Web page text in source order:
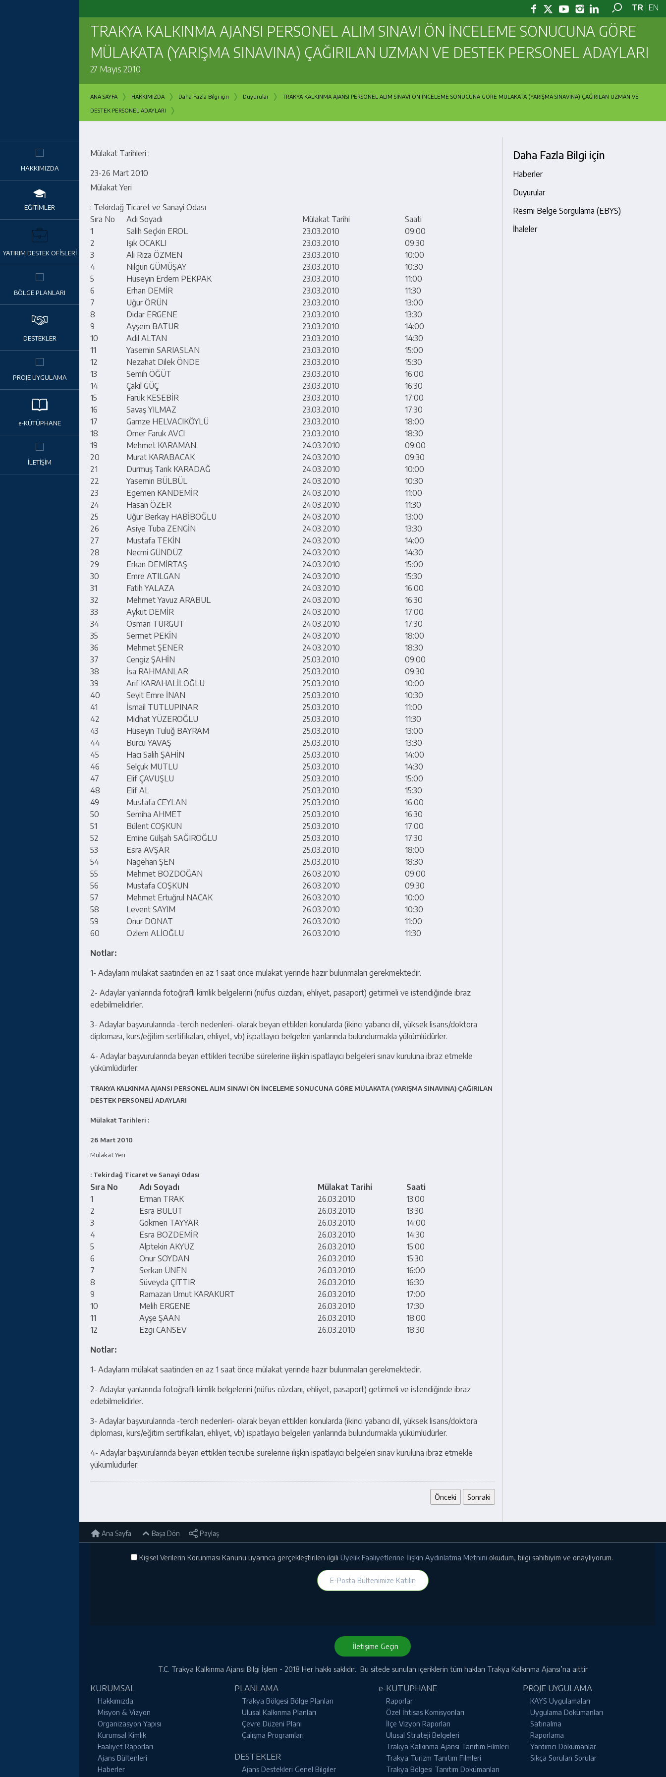
TR EN
HAKKIMIZDA
EĞİTİMLER
YATIRIM DESTEK OFİSLERİ
BÖLGE PLANLARI
DESTEKLER
PROJE UYGULAMA
e-KÜTÜPHANE
İLETİŞİM
TRAKYA KALKINMA AJANSI PERSONEL ALIM SINAVI ÖN İNCELEME SONUCUNA GÖRE
MÜLAKATA (YARIŞMA SINAVINA) ÇAĞIRILAN UZMAN VE DESTEK PERSONEL ADAYLARI
27 Mayıs 2010
ANA SAYFA › HAKKIMIZDA › Daha Fazla Bilgi için › Duyurular › TRAKYA KALKINMA AJANSI PERSONEL ALIM SINAVI ÖN İNCELEME SONUCUNA GÖRE MÜLAKATA (YARIŞMA SINAVINA) ÇAĞIRILAN UZMAN VE
DESTEK PERSONEL ADAYLARI ›
Mülakat Tarihleri :
23-26 Mart 2010
Mülakat Yeri
: Tekirdağ Ticaret ve Sanayi Odası
Sıra No
Adı Soyadı Mülakat Tarihi
Saati
1
Salih Seçkin EROL 23.03.2010
09:00
2
Işık OCAKLI 23.03.2010
09:30
3
Ali Rıza ÖZMEN 23.03.2010
10:00
4
Nilgün GÜMÜŞAY 23.03.2010
10:30
5
Hüseyin Erdem PEKPAK 23.03.2010
11:00
6
Erhan DEMİR 23.03.2010
11:30
7
Uğur ÖRÜN 23.03.2010
13:00
8
Didar ERGENE 23.03.2010
13:30
9
Ayşem BATUR 23.03.2010
14:00
10
Adil ALTAN 23.03.2010
14:30
11
Yasemin SARIASLAN 23.03.2010
15:00
12
Nezahat Dilek ÖNDE 23.03.2010
15:30
13
Semih ÖĞÜT 23.03.2010
16:00
14
Çakıl GÜÇ 23.03.2010
16:30
15
Faruk KESEBİR 23.03.2010
17:00
16
Savaş YILMAZ 23.03.2010
17:30
17
Gamze HELVACIKÖYLÜ 23.03.2010
18:00
18
Ömer Faruk AVCI 23.03.2010
18:30
19
Mehmet KARAMAN 24.03.2010
09:00
20
Murat KARABACAK 24.03.2010
09:30
21
Durmuş Tarık KARADAĞ 24.03.2010
10:00
22
Yasemin BÜLBÜL 24.03.2010
10:30
23
Egemen KANDEMİR 24.03.2010
11:00
24
Hasan ÖZER 24.03.2010
11:30
25
Uğur Berkay HABİBOĞLU 24.03.2010
13:00
26
Asiye Tuba ZENGİN 24.03.2010
13:30
27
Mustafa TEKİN 24.03.2010
14:00
28
Necmi GÜNDÜZ 24.03.2010
14:30
29
Erkan DEMİRTAŞ 24.03.2010
15:00
30
Emre ATILGAN 24.03.2010
15:30
31
Fatih YALAZA 24.03.2010
16:00
32
Mehmet Yavuz ARABUL 24.03.2010
16:30
33
Aykut DEMİR 24.03.2010
17:00
34
Osman TURGUT 24.03.2010
17:30
35
Sermet PEKİN 24.03.2010
18:00
36
Mehmet ŞENER 24.03.2010
18:30
37
Cengiz ŞAHİN 25.03.2010
09:00
38
İsa RAHMANLAR 25.03.2010
09:30
39
Arif KARAHALİLOĞLU 25.03.2010
10:00
40
Seyit Emre İNAN 25.03.2010
10:30
41
İsmail TUTLUPINAR 25.03.2010
11:00
42
Midhat YÜZEROĞLU 25.03.2010
11:30
43
Hüseyin Tuluğ BAYRAM 25.03.2010
13:00
44
Burcu YAVAŞ 25.03.2010
13:30
45
Hacı Salih ŞAHİN 25.03.2010
14:00
46
Selçuk MUTLU 25.03.2010
14:30
47
Elif ÇAVUŞLU 25.03.2010
15:00
48
Elif AL 25.03.2010
15:30
49
Mustafa CEYLAN 25.03.2010
16:00
50
Semiha AHMET 25.03.2010
16:30
51
Bülent COŞKUN 25.03.2010
17:00
52
Emine Gülşah SAĞIROĞLU 25.03.2010
17:30
53
Esra AVŞAR 25.03.2010
18:00
54
Nagehan ŞEN 25.03.2010
18:30
55
Mehmet BOZDOĞAN 26.03.2010
09:00
56
Mustafa COŞKUN 26.03.2010
09:30
57
Mehmet Ertuğrul NACAK 26.03.2010
10:00
58
Levent SAYIM 26.03.2010
10:30
59
Onur DONAT 26.03.2010
11:00
60
Özlem ALİOĞLU 26.03.2010
11:30
Notlar:
1- Adayların mülakat saatinden en az 1 saat önce mülakat yerinde hazır bulunmaları gerekmektedir.
2- Adaylar yanlarında fotoğraflı kimlik belgelerini (nüfus cüzdanı, ehliyet, pasaport) getirmeli ve istendiğinde ibraz
edebilmelidirler.
3- Adaylar başvurularında -tercih nedenleri- olarak beyan ettikleri konularda (ikinci yabancı dil, yüksek lisans/doktora
diploması, kurs/eğitim sertifikaları, ehliyet, vb) ispatlayıcı belgeleri yanlarında bulundurmakla yükümlüdürler.
4- Adaylar başvurularında beyan ettikleri tecrübe sürelerine ilişkin ispatlayıcı belgeleri sınav kuruluna ibraz etmekle
yükümlüdürler.
TRAKYA KALKINMA AJANSI PERSONEL ALIM SINAVI ÖN İNCELEME SONUCUNA GÖRE MÜLAKATA (YARIŞMA SINAVINA) ÇAĞIRILAN
DESTEK PERSONELİ ADAYLARI
Mülakat Tarihleri :
26 Mart 2010
Mülakat Yeri
: Tekirdağ Ticaret ve Sanayi Odası
Sıra No Adı Soyadı Mülakat Tarihi
Saati
1
Erman TRAK 26.03.2010
13:00
2
Esra BULUT 26.03.2010
13:30
3
Gökmen TAYYAR 26.03.2010
14:00
4
Esra BOZDEMİR 26.03.2010
14:30
5
Alptekin AKYÜZ 26.03.2010
15:00
6
Onur SOYDAN 26.03.2010
15:30
7
Serkan ÜNEN 26.03.2010
16:00
8
Süveyda ÇITTIR 26.03.2010
16:30
9
Ramazan Umut KARAKURT 26.03.2010
17:00
10
Melih ERGENE 26.03.2010
17:30
11
Ayşe ŞAAN 26.03.2010
18:00
12
Ezgi CANSEV 26.03.2010
18:30
Notlar:
1- Adayların mülakat saatinden en az 1 saat önce mülakat yerinde hazır bulunmaları gerekmektedir.
2- Adaylar yanlarında fotoğraflı kimlik belgelerini (nüfus cüzdanı, ehliyet, pasaport) getirmeli ve istendiğinde ibraz
edebilmelidirler.
3- Adaylar başvurularında -tercih nedenleri- olarak beyan ettikleri konularda (ikinci yabancı dil, yüksek lisans/doktora
diploması, kurs/eğitim sertifikaları, ehliyet, vb) ispatlayıcı belgeleri yanlarında bulundurmakla yükümlüdürler.
4- Adaylar başvurularında beyan ettikleri tecrübe sürelerine ilişkin ispatlayıcı belgeleri sınav kuruluna ibraz etmekle
yükümlüdürler.
Önceki Sonraki
Daha Fazla Bilgi için
Haberler
Duyurular
Resmi Belge Sorgulama (EBYS)
İhaleler
Ana Sayfa Başa Dön Paylaş
Kişisel Verilerin Korunması Kanunu uyarınca gerçekleştirilen ilgili Üyelik Faaliyetlerine İlişkin Aydınlatma Metnini okudum, bilgi sahibiyim ve onaylıyorum.
E-Posta Bültenimize Katılın
İletişime Geçin
T.C. Trakya Kalkınma Ajansı Bilgi İşlem - 2018 Her hakkı saklıdır. Bu sitede sunulan içeriklerin tüm hakları Trakya Kalkınma Ajansı’na aittir
KURUMSAL
Hakkımızda
Misyon & Vizyon
Organizasyon Yapısı
Kurumsal Kimlik
Faaliyet Raporları
Ajans Bültenleri
Haberler
PLANLAMA
Trakya Bölgesi Bölge Planları
Ulusal Kalkınma Planları
Çevre Düzeni Planı
Çalışma Programları
DESTEKLER
Ajans Destekleri Genel Bilgiler
e-KÜTÜPHANE
Raporlar
Özel İhtisas Komisyonları
İlçe Vizyon Raporları
Ulusal Strateji Belgeleri
Trakya Kalkınma Ajansı Tanıtım Filmleri
Trakya Turizm Tanıtım Filmleri
Trakya Bölgesi Tanıtım Dokümanları
PROJE UYGULAMA
KAYS Uygulamaları
Uygulama Dokümanları
Satınalma
Raporlama
Yardımcı Dökümanlar
Sıkça Sorulan Sorular